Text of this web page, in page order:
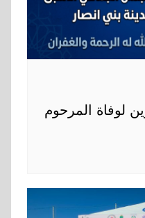
لوفاة المرحوم